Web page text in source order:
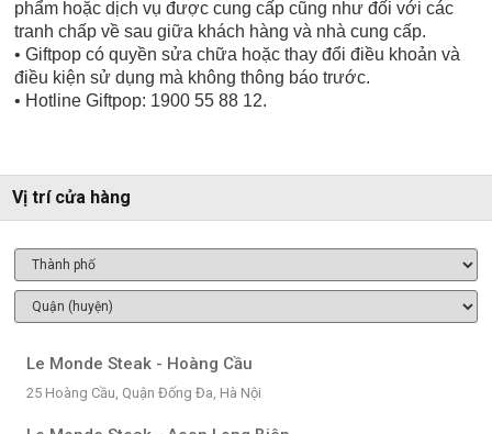
phẩm hoặc dịch vụ được cung cấp cũng như đối với các
tranh chấp về sau giữa khách hàng và nhà cung cấp.
• Giftpop có quyền sửa chữa hoặc thay đổi điều khoản và
điều kiện sử dụng mà không thông báo trước.
• Hotline Giftpop: 1900 55 88 12.
Vị trí cửa hàng
Le Monde Steak - Hoàng Cầu
25 Hoàng Cầu, Quận Đống Đa, Hà Nội